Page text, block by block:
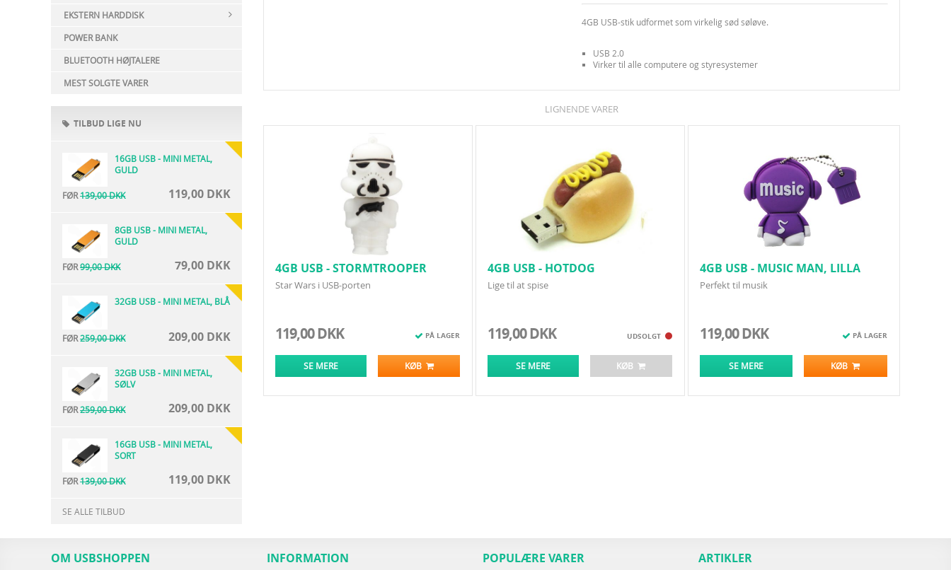
EKSTERN HARDDISK
POWER BANK
BLUETOOTH HØJTALERE
MEST SOLGTE VARER
TILBUD LIGE NU
16GB USB - MINI METAL,
GULD
FØR139,00 DKK 119,00 DKK
8GB USB - MINI METAL,
GULD
FØR99,00 DKK 79,00 DKK
32GB USB - MINI METAL, BLÅ
FØR259,00 DKK 209,00 DKK
32GB USB - MINI METAL,
SØLV
FØR259,00 DKK 209,00 DKK
16GB USB - MINI METAL,
SORT
FØR139,00 DKK 119,00 DKK
SE ALLE TILBUD
4GB USB-stik udformet som virkelig sød søløve.
USB 2.0
Virker til alle computere og styresystemer
LIGNENDE VARER
4GB USB - STORMTROOPER
Star Wars i USB-porten
119,00 DKK PÅ LAGER
SE MERE KØB
4GB USB - HOTDOG
Lige til at spise
119,00 DKK UDSOLGT
SE MERE KØB
4GB USB - MUSIC MAN, LILLA
Perfekt til musik
119,00 DKK PÅ LAGER
SE MERE KØB
OM USBSHOPPEN INFORMATION POPULÆRE VARER ARTIKLER